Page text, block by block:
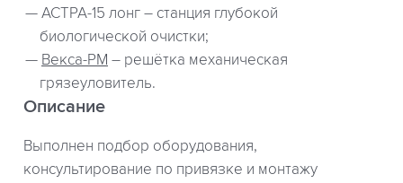
АСТРА-15 лонг – станция глубокой
биологической очистки;
Векса-РМ – решётка механическая
грязеуловитель.
Описание
Выполнен подбор оборудования,
консультирование по привязке и монтажу